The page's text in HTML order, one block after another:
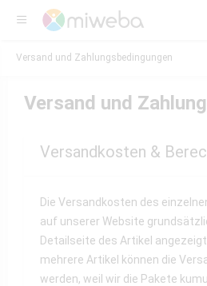
Versand und Zahlungsbedingungen
Versand und
Versandkosten &
Die Versandkosten des
auf unserer Website
Detailseite des Artikel
mehrere Artikel können die
werden, weil wir die Pakete